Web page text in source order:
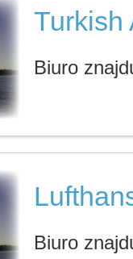
Turkish
Biuro
Biuro